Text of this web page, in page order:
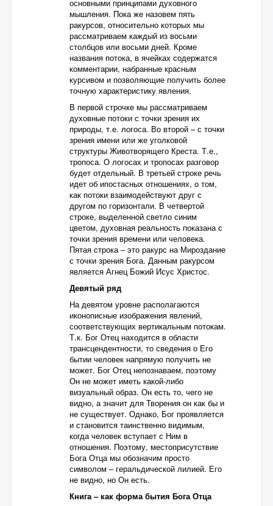
основными принципами духовного
мышления. Пока же назовем пять
ракурсов, относительно которых мы
рассматриваем каждый из восьми
столбцов или восьми дней. Кроме
названия потока, в ячейках содержатся
комментарии, набранные красным
курсивом и позволяющие получить более
точную характеристику явления.
В первой строчке мы рассматриваем
духовные потоки с точки зрения их
природы, т.е. логоса. Во второй – с точки
зрения имени или же уголковой
структуры Животворящего Креста. Т.е.,
тропоса. О логосах и тропосах разговор
будет отдельный. В третьей строке речь
идет об ипостасных отношениях, о том,
как потоки взаимодействуют друг с
другом по горизонтали. В четвертой
строке, выделенной светло синим
цветом, духовная реальность показана с
точки зрения времени или человека.
Пятая строка – это ракурс на Мироздание
с точки зрения Бога. Данным ракурсом
является Агнец Божий Исус Христос.
Девятый ряд
На девятом уровне располагаются
иконописные изображения явлений,
соответствующих вертикальным потокам.
Т.к. Бог Отец находится в области
трансцендентности, то сведения о Его
бытии человек напрямую получить не
может. Бог Отец непознаваем, поэтому
Он не может иметь какой-либо
визуальный образ. Он есть то, чего не
видно, а значит для Творения он как бы и
не существует. Однако, Бог проявляется
и становится таинственно видимым,
когда человек вступает с Ним в
отношения. Поэтому, местоприсутствие
Бога Отца мы обозначим просто
символом – геральдической лилией. Его
не видно, но Он есть.
Книга – как форма бытия Бога Отца